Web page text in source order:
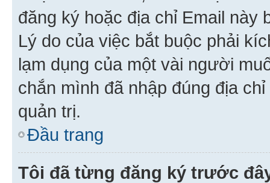
đăng ký hoặc địa chỉ Email này
Lý do của việc bắt buộc phải
lạm dụng của một vài người
chắn mình đã nhập đúng địa
quản trị.
Đầu trang
Tôi đã từng đăng ký trước